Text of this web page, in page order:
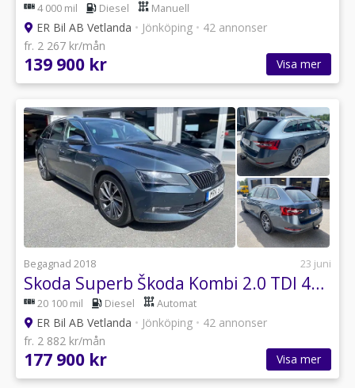
4 000 mil Diesel Manuell
ER Bil AB Vetlanda • Jönköping • 42 annonser
fr. 2 267 kr/mån
139 900 kr Visa mer
Begagnad 2018 23 juni
Skoda Superb Škoda Kombi 2.0 TDI 4x4 SCR DSG, 190hk, drag...
20 100 mil Diesel Automat
ER Bil AB Vetlanda • Jönköping • 42 annonser
fr. 2 882 kr/mån
177 900 kr Visa mer